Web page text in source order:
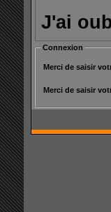
J'ai
Connexion
Merci de saisir
Merci de saisir